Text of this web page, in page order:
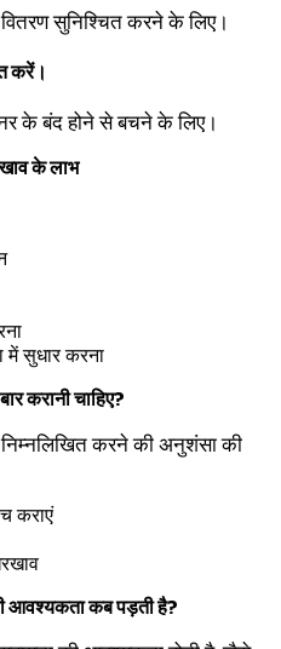
सुनिश्चित करने के लिए।
करें।
के बंद होने से बचने के लिए।
के लाभ
में सुधार करना
करानी चाहिए?
निम्नलिखित करने की अनुशंसा की
कराएं
आवश्यकता कब पड़ती है?